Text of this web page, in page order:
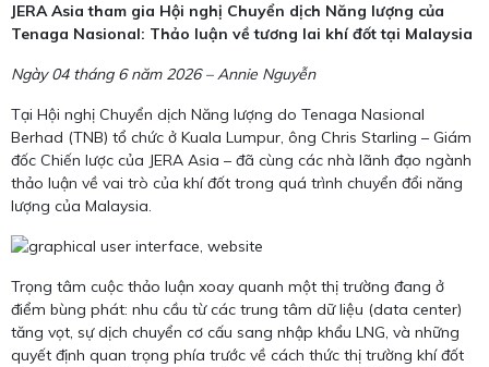
JERA Asia tham gia Hội nghị Chuyển dịch Năng lượng của
Tenaga Nasional: Thảo luận về tương lai khí đốt tại Malaysia
Ngày 04 tháng 6 năm 2026 – Annie Nguyễn
Tại Hội nghị Chuyển dịch Năng lượng do Tenaga Nasional
Berhad (TNB) tổ chức ở Kuala Lumpur, ông Chris Starling – Giám
đốc Chiến lược của JERA Asia – đã cùng các nhà lãnh đạo ngành
thảo luận về vai trò của khí đốt trong quá trình chuyển đổi năng
lượng của Malaysia.
Trọng tâm cuộc thảo luận xoay quanh một thị trường đang ở
điểm bùng phát: nhu cầu từ các trung tâm dữ liệu (data center)
tăng vọt, sự dịch chuyển cơ cấu sang nhập khẩu LNG, và những
quyết định quan trọng phía trước về cách thức thị trường khí đốt